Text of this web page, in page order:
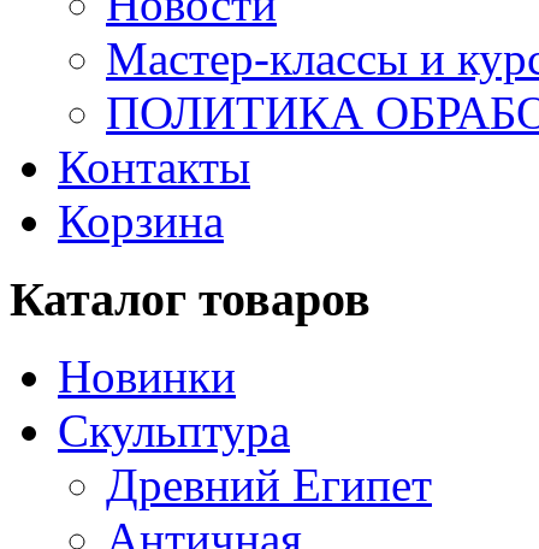
Мастер-классы и
ПОЛИТИКА
Контакты
Корзина
Каталог товаров
Новинки
Скульптура
Древний Египет